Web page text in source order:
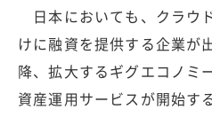
日本においても、クラウ
けに融資を提供する企業が
降、拡大するギグエコノミ
資産運用サービスが開始す